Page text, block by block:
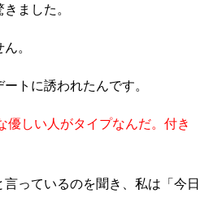
ました。
。
トに誘われたんです。
しい人がタイプなんだ。付き
っているのを聞き、私は「今日